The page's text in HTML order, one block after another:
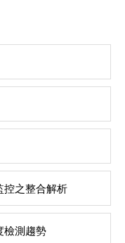
控之整合解析
檢測趨勢